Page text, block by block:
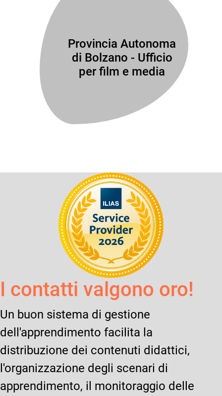
Provincia Autonoma
di Bolzano - Ufficio
per film e media
I contatti valgono oro!
Un buon sistema di gestione
dell'apprendimento facilita la
distribuzione dei contenuti didattici,
l'organizzazione degli scenari di
apprendimento, il monitoraggio delle